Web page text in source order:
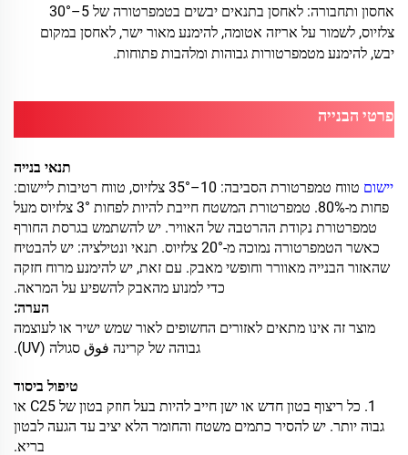
אחסון ותחבורה: לאחסן בתנאים יבשים בטמפרטורה של 5–30°
צלזיוס, לשמור על אריזה אטומה, להימנע מאור ישר, לאחסן במקום
יבש, להימנע מטמפרטורות גבוהות ומלהבות פתוחות.
פרטי הבנייה
תנאי בנייה
יישום
טווח טמפרטורת הסביבה: 10–35° צלזיוס, טווח רטיבות ליישום:
פחות מ-80%. טמפרטורת המשטח חייבת להיות לפחות 3° צלזיוס מעל
טמפרטורת נקודת ההרטבה של האוויר. יש להשתמש בגרסת החורף
כאשר הטמפרטורה נמוכה מ-20° צלזיוס. תנאי ונטילציה: יש להבטיח
שהאזור הבנייה מאוורר וחופשי מאבק. עם זאת, יש להימנע מרוח חזקה
כדי למנוע מהאבק להשפיע על המראה.
הערה:
מוצר זה אינו מתאים לאזורים החשופים לאור שמש ישיר או לעוצמה
גבוהה של קרינה فوق סגולה (UV).
טיפול ביסוד
1. כל ריצוף בטון חדש או ישן חייב להיות בעל חוזק בטון של C25 או
גבוה יותר. יש להסיר כתמים משטח והחומר הלא יציב עד הגעה לבטון
בריא.